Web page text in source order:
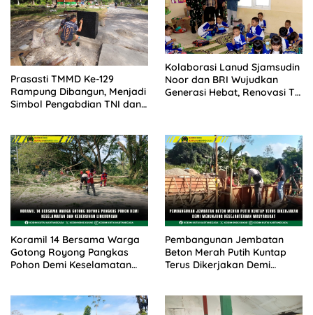
Prasasti TMMD Ke-129
Rampung Dibangun, Menjadi
Simbol Pengabdian TNI dan
Kolaborasi Lanud Sjamsudin
Noor dan BRI Wujudkan
Generasi Hebat, Renovasi TK
Koramil 14 Bersama Warga
Gotong Royong Pangkas
Pohon Demi Keselamatan
Pembangunan Jembatan
Beton Merah Putih Kuntap
Terus Dikerjakan Demi